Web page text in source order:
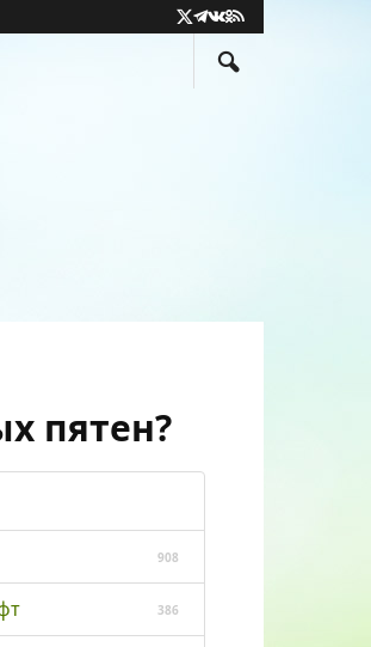
X
(Twitter)
Telegram
VKOdnoklassniki
RSS
пятен?
908
386